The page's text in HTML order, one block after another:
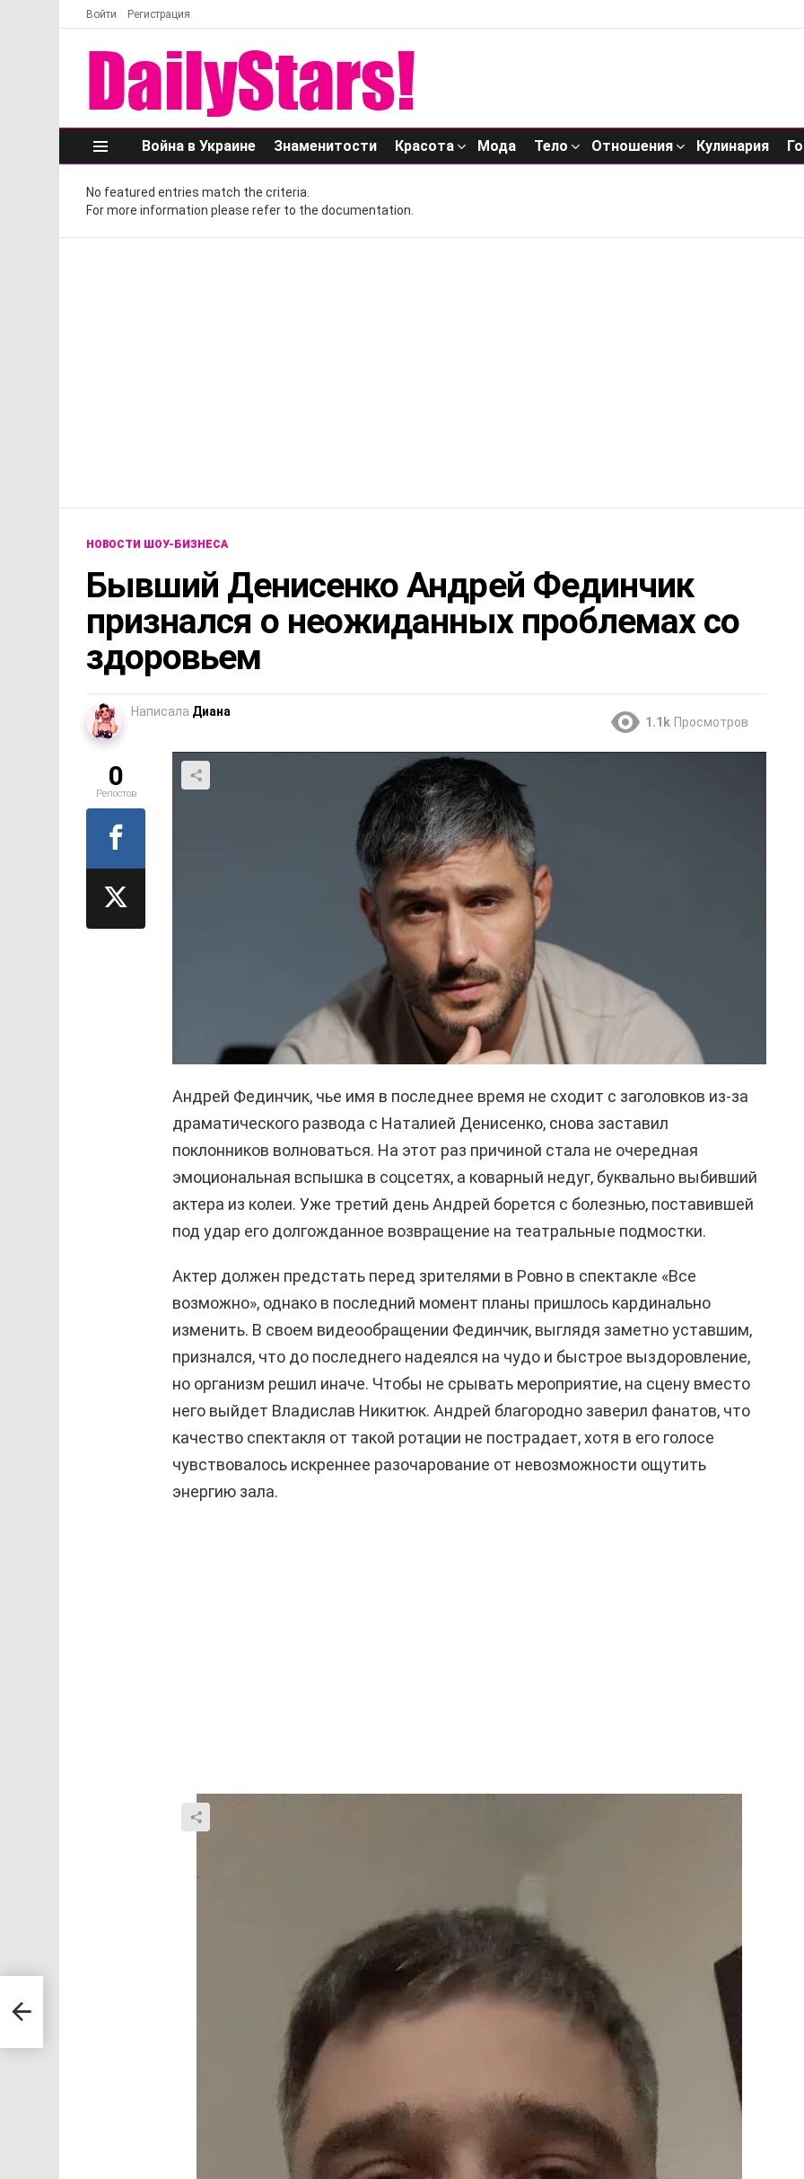
Войти Регистрация
Меню
Война в Украине Знаменитости Красота Мода Тело Отношения Кулинария
No featured entries match the criteria.
For more information please refer to the documentation.
НОВОСТИ ШОУ-БИЗНЕСА
Бывший Денисенко Андрей Фединчик
признался о неожиданных проблемах со
здоровьем
Написала Диана
1.1k Просмотров
Андрей Фединчик, чье имя в последнее время не сходит с заголовков из-за
драматического развода с Наталией Денисенко, снова заставил
поклонников волноваться. На этот раз причиной стала не очередная
эмоциональная вспышка в соцсетях, а коварный недуг, буквально выбивший
актера из колеи. Уже третий день Андрей борется с болезнью, поставившей
под удар его долгожданное возвращение на театральные подмостки.
Актер должен предстать перед зрителями в Ровно в спектакле «Все
возможно», однако в последний момент планы пришлось кардинально
изменить. В своем видеообращении Фединчик, выглядя заметно уставшим,
признался, что до последнего надеялся на чудо и быстрое выздоровление,
но организм решил иначе. Чтобы не срывать мероприятие, на сцену вместо
него выйдет Владислав Никитюк. Андрей благородно заверил фанатов, что
качество спектакля от такой ротации не пострадает, хотя в его голосе
чувствовалось искреннее разочарование от невозможности ощутить
энергию зала.
0
Репостов